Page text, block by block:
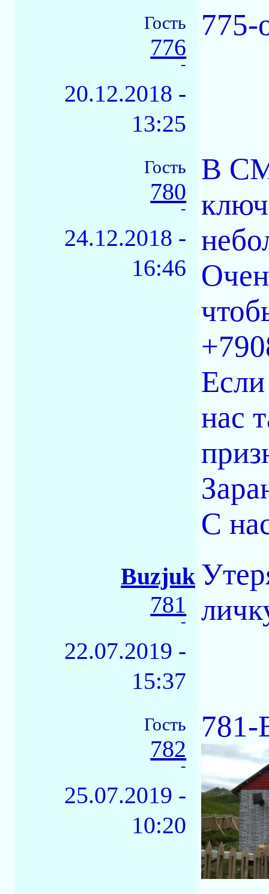
Гость
776
-
20.12.2018 -
13:25
775-
Гость
780
-
24.12.2018 -
16:46
В
нас
С
Buzjuk
781
-
22.07.2019 -
15:37
Гость
782
-
25.07.2019 -
10:20
781-